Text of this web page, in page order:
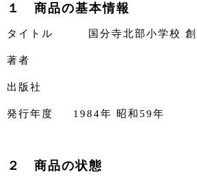
１ 商品の基本情報
タイトル 国分寺北部小学校 創
著者
出版社
発行年度 1984年 昭和59年
２ 商品の状態